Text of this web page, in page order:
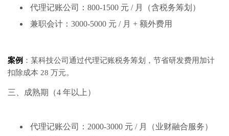
代理记账公司：800-1500 元 / 月（含税务筹划）
兼职会计：3000-5000 元 / 月 + 额外费用
案例 ：某科技公司通过代理记账税务筹划，节省研发费用加计
扣除成本 28 万元。
三、成熟期（4 年以上）
代理记账公司：2000-3000 元 / 月（业财融合服务）